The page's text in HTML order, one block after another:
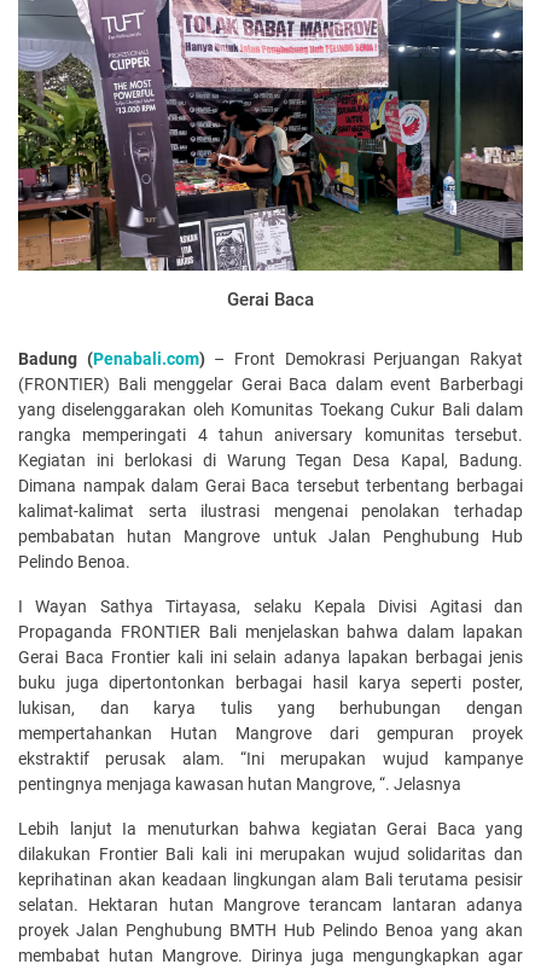
Gerai Baca
Badung (Penabali.com)– Front Demokrasi Perjuangan Rakyat
(FRONTIER) Bali menggelar Gerai Baca dalam event Barberbagi
yang diselenggarakan oleh Komunitas Toekang Cukur Bali dalam
rangka memperingati 4 tahun aniversary komunitas tersebut.
Kegiatan ini berlokasi di Warung Tegan Desa Kapal, Badung.
Dimana nampak dalam Gerai Baca tersebut terbentang berbagai
kalimat-kalimat serta ilustrasi mengenai penolakan terhadap
pembabatan hutan Mangrove untuk Jalan Penghubung Hub
Pelindo Benoa.
I Wayan Sathya Tirtayasa, selaku Kepala Divisi Agitasi dan
Propaganda FRONTIER Bali menjelaskan bahwa dalam lapakan
Gerai Baca Frontier kali ini selain adanya lapakan berbagai jenis
buku juga dipertontonkan berbagai hasil karya seperti poster,
lukisan, dan karya tulis yang berhubungan dengan
mempertahankan Hutan Mangrove dari gempuran proyek
ekstraktif perusak alam. “Ini merupakan wujud kampanye
pentingnya menjaga kawasan hutan Mangrove, “. Jelasnya
Lebih lanjut Ia menuturkan bahwa kegiatan Gerai Baca yang
dilakukan Frontier Bali kali ini merupakan wujud solidaritas dan
keprihatinan akan keadaan lingkungan alam Bali terutama pesisir
selatan. Hektaran hutan Mangrove terancam lantaran adanya
proyek Jalan Penghubung BMTH Hub Pelindo Benoa yang akan
membabat hutan Mangrove. Dirinya juga mengungkapkan agar